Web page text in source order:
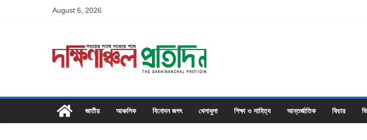
August 6, 2026
জাতীয় আঞ্চলিক বিনোদন জগৎ খেলাধুলা শিক্ষা ও সাহিত্য আন্তর্জাতিক ফিচার